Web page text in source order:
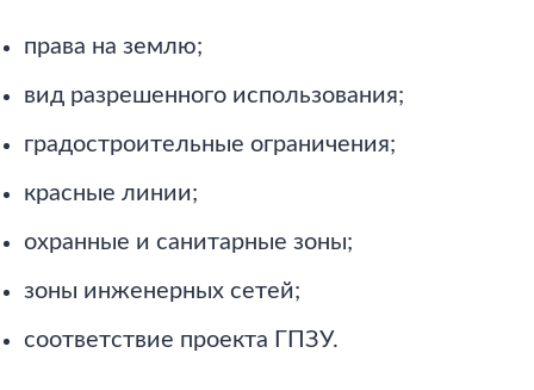
права на землю;
вид разрешенного использования;
градостроительные ограничения;
красные линии;
охранные и санитарные зоны;
зоны инженерных сетей;
соответствие проекта ГПЗУ.